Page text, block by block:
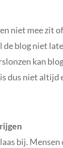
niet mee zit
de blog niet
kan
dus niet altijd
bij. Mensen